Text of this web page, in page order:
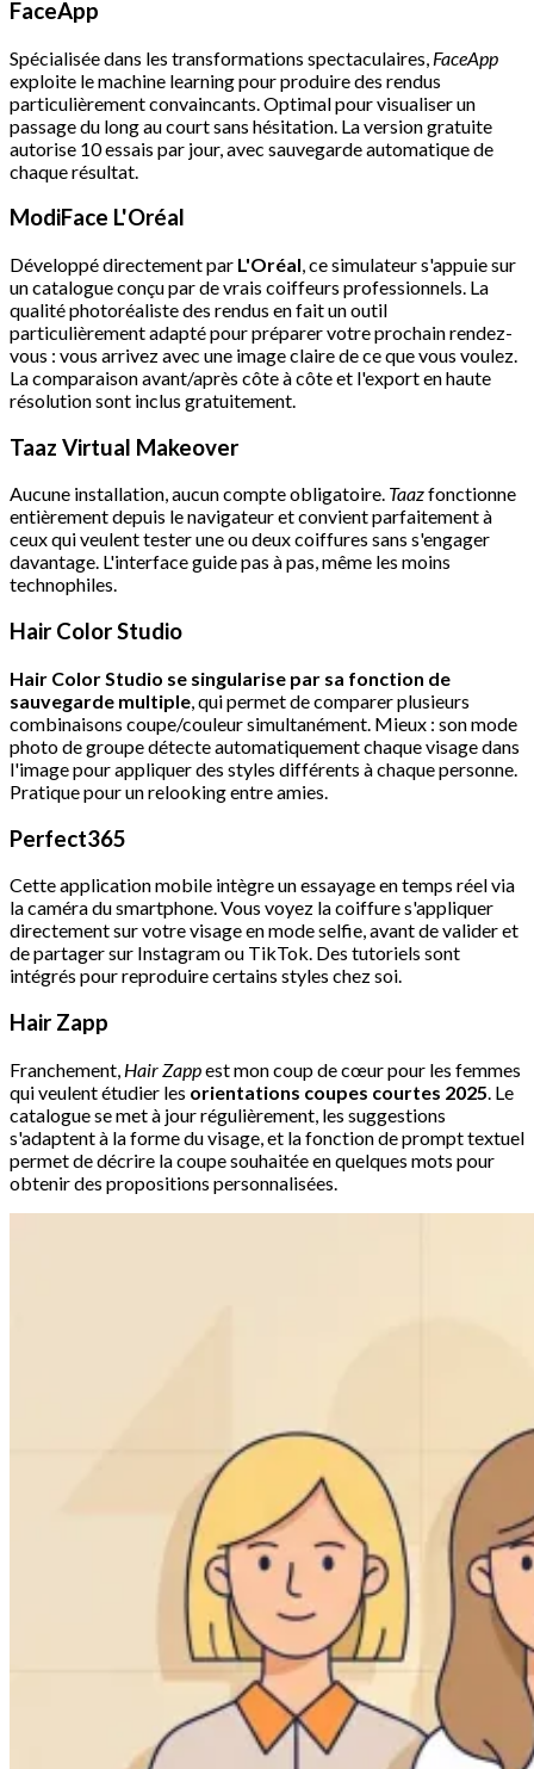
FaceApp
Spécialisée dans les transformations spectaculaires, FaceApp
exploite le machine learning pour produire des rendus
particulièrement convaincants. Optimal pour visualiser un
passage du long au court sans hésitation. La version gratuite
autorise 10 essais par jour, avec sauvegarde automatique de
chaque résultat.
ModiFace L'Oréal
Développé directement par L'Oréal, ce simulateur s'appuie sur
un catalogue conçu par de vrais coiffeurs professionnels. La
qualité photoréaliste des rendus en fait un outil
particulièrement adapté pour préparer votre prochain rendez-
vous : vous arrivez avec une image claire de ce que vous voulez.
La comparaison avant/après côte à côte et l'export en haute
résolution sont inclus gratuitement.
Taaz Virtual Makeover
Aucune installation, aucun compte obligatoire. Taazfonctionne
entièrement depuis le navigateur et convient parfaitement à
ceux qui veulent tester une ou deux coiffures sans s'engager
davantage. L'interface guide pas à pas, même les moins
technophiles.
Hair Color Studio
Hair Color Studio se singularise par sa fonction de
sauvegarde multiple, qui permet de comparer plusieurs
combinaisons coupe/couleur simultanément. Mieux : son mode
photo de groupe détecte automatiquement chaque visage dans
l'image pour appliquer des styles différents à chaque personne.
Pratique pour un relooking entre amies.
Perfect365
Cette application mobile intègre un essayage en temps réel via
la caméra du smartphone. Vous voyez la coiffure s'appliquer
directement sur votre visage en mode selfie, avant de valider et
de partager sur Instagram ou TikTok. Des tutoriels sont
intégrés pour reproduire certains styles chez soi.
Hair Zapp
Franchement, Hair Zappest mon coup de cœur pour les femmes
qui veulent étudier les orientations coupes courtes 2025 . Le
catalogue se met à jour régulièrement, les suggestions
s'adaptent à la forme du visage, et la fonction de prompt textuel
permet de décrire la coupe souhaitée en quelques mots pour
obtenir des propositions personnalisées.